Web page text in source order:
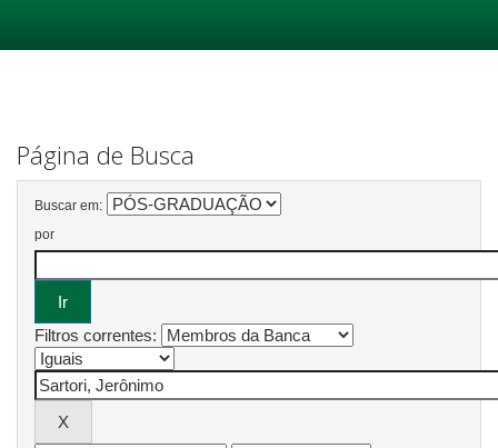
Página de Busca
Buscar em:
por
Filtros correntes: